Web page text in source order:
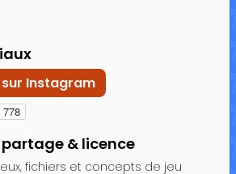
Instagram
& licence
fichiers et concepts de jeu